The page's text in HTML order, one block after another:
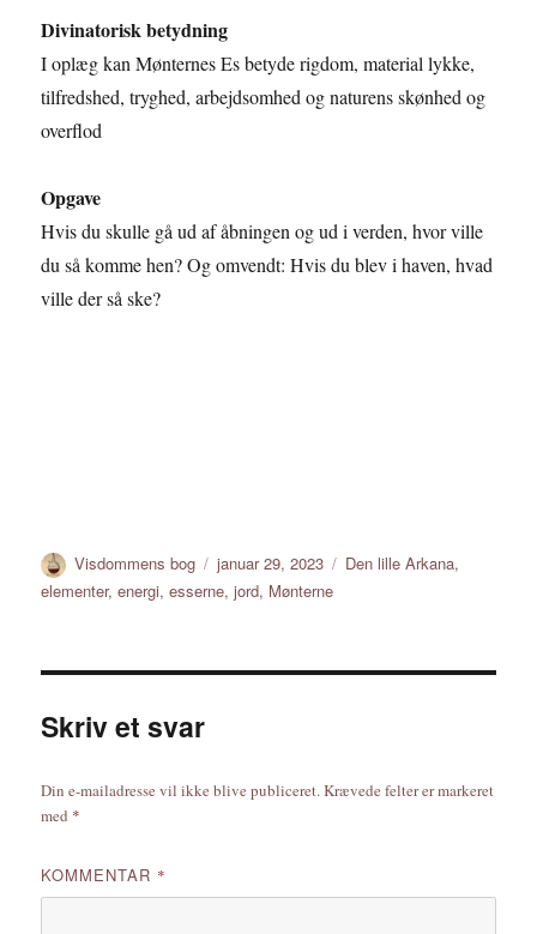
Divinatorisk betydning
I oplæg kan Mønternes Es betyde rigdom, material lykke,
tilfredshed, tryghed, arbejdsomhed og naturens skønhed og
overflod
Opgave
Hvis du skulle gå ud af åbningen og ud i verden, hvor ville
du så komme hen? Og omvendt: Hvis du blev i haven, hvad
ville der så ske?
Forfatter
Visdommens bog Udgivet
januar 29, 2023 Tags
Den lille Arkana,
elementer,energi,esserne,jord, Mønterne
Skriv et svar
Din e-mailadresse vil ikke blive publiceret. Krævede felter er markeret
med *
KOMMENTAR *